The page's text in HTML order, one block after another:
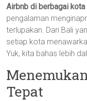
Airbnb di berbagai
pengalaman
terlupakan. Dari Bali
setiap kota
Yuk, kita bahas lebih
Tepat